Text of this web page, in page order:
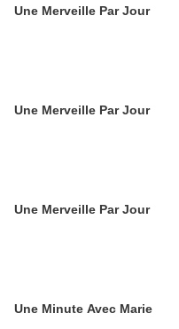
Une Merveille Par Jour
Une Merveille Par Jour
Une Merveille Par Jour
Une Minute Avec Marie